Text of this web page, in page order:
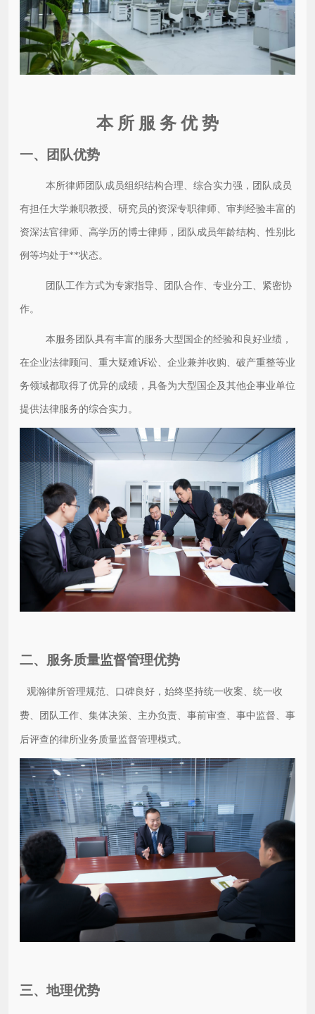
本 所 服 务 优 势
一、团队优势
本所律师团队成员组织结构合理、综合实力强，团队成员
有担任大学兼职教授、研究员的资深专职律师、审判经验丰富的
资深法官律师、高学历的博士律师，团队成员年龄结构、性别比
例等均处于**状态。
团队工作方式为专家指导、团队合作、专业分工、紧密协
作。
本服务团队具有丰富的服务大型国企的经验和良好业绩，
在企业法律顾问、重大疑难诉讼、企业兼并收购、破产重整等业
务领域都取得了优异的成绩，具备为大型国企及其他企事业单位
提供法律服务的综合实力。
二、服务质量监督管理优势
观瀚律所管理规范、口碑良好，始终坚持统一收案、统一收
费、团队工作、集体决策、主办负责、事前审查、事中监督、事
后评查的律所业务质量监督管理模式。
三、地理优势